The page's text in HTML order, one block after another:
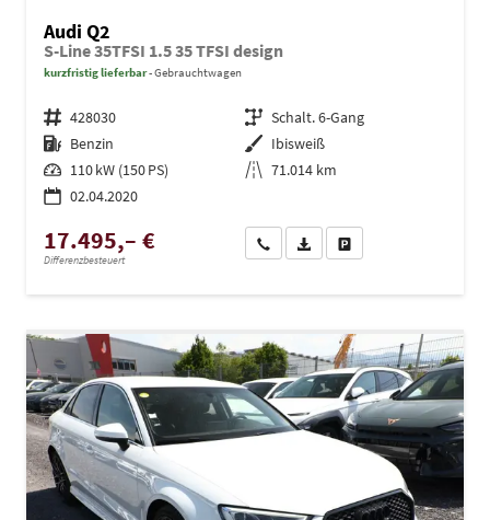
Audi Q2
S-Line 35TFSI 1.5 35 TFSI design
kurzfristig lieferbar Gebrauchtwagen
Fahrzeugnr. 428030 Getriebe Schalt. 6-Gang
Kraftstoff Benzin Außenfarbe Ibisweiß
Leistung 110 kW (150 PS) Kilometerstand 71.014 km
02.04.2020
17.495,– €
Differenzbesteuert
Wir rufen Sie anPDF-Datei, Fahrzeugexposé